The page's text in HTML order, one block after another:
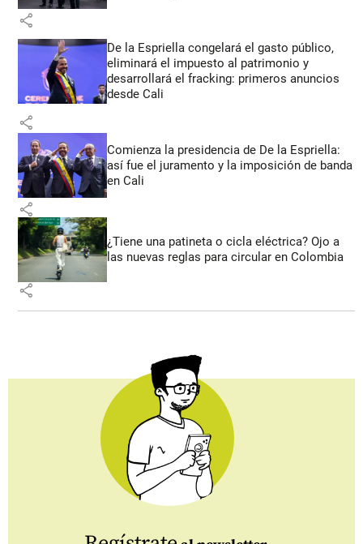
share
De la Espriella congelará el gasto público,
eliminará el impuesto al patrimonio y
desarrollará el fracking: primeros anuncios
desde Cali
share
Comienza la presidencia de De la Espriella:
así fue el juramento y la imposición de banda
en Cali
share
¿Tiene una patineta o cicla eléctrica? Ojo a
las nuevas reglas para circular en Colombia
share